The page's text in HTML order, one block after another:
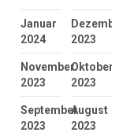
Januar
2024
2023
November
2023
Oktober
2023
September
2023
August
2023